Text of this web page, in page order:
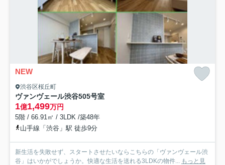
NEW
渋谷区桜丘町
ヴァンヴェール渋谷505号室
1億1,499万円
5階 / 66.91㎡ / 3LDK /築48年
山手線「渋谷」駅 徒歩9分
新生活を失敗せず、スタートさせたいならこちらの「ヴァンヴェール渋
谷」はいかがでしょうか。快適な生活を送れる3LDKの物件...
もっと見